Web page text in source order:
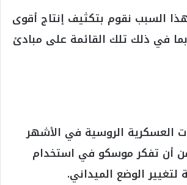
السبب نقوم بتكثيف إنتاج أقوى
في ذلك تلك القائمة على مبادئ
العسكرية الروسية في الأشهر
أن تفكر موسكو في استخدام
لتغيير الوضع الميداني.